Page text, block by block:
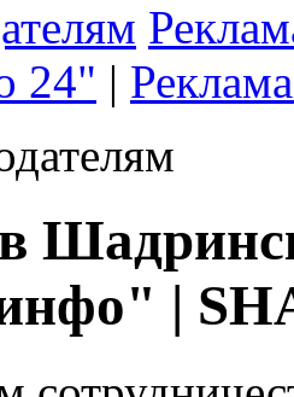
24" |
|